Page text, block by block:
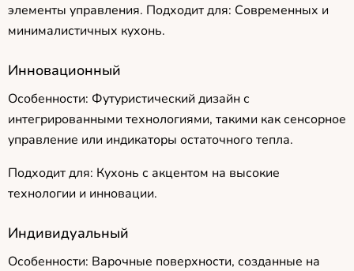
элементы управления. Подходит для: Современных и
минималистичных кухонь.
Инновационный
Особенности: Футуристический дизайн с
интегрированными технологиями, такими как сенсорное
управление или индикаторы остаточного тепла.
Подходит для: Кухонь с акцентом на высокие
технологии и инновации.
Индивидуальный
Особенности: Варочные поверхности, созданные на